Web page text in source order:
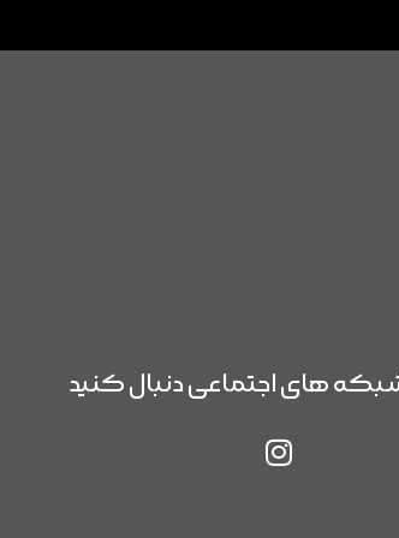
شبکه های اجتماعی دنبال کنید